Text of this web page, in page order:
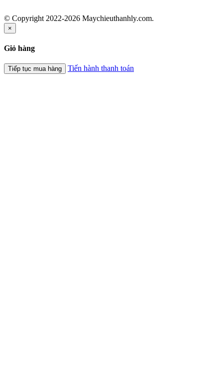
© Copyright 2022-2026 Maychieuthanhly.com.
×
Giỏ hàng
Tiếp tục mua hàng Tiến hành thanh toán